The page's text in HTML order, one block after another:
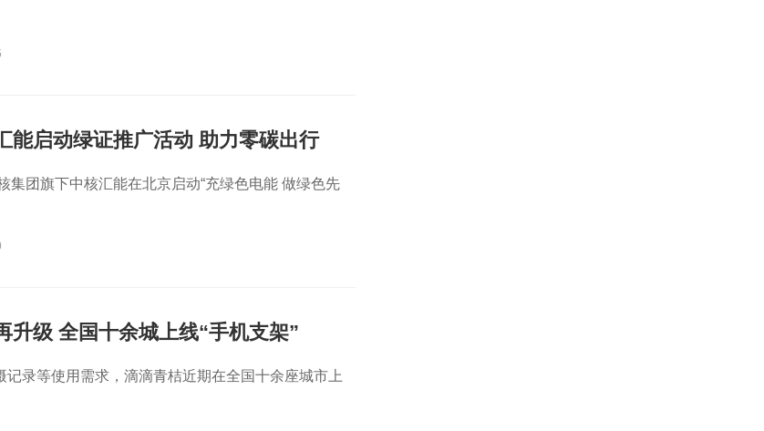
能启动绿证推广活动 助力零碳出行
集团旗下中核汇能在北京启动“充绿色电能 做绿色先
升级 全国十余城上线“手机支架”
记录等使用需求，滴滴青桔近期在全国十余座城市上